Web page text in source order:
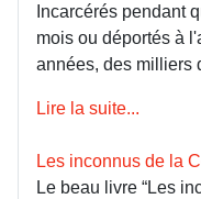
Incarcérés pendant
mois ou déportés à
années, des milliers
Lire la suite...
Les inconnus de la
Le beau livre “Les